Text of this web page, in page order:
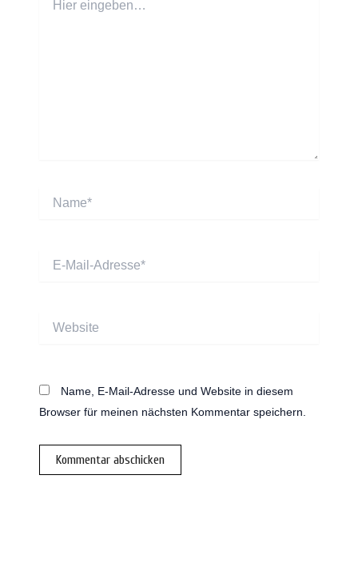
eingeben…
Mail-
Name, E-Mail-Adresse und Website in diesem
Browser für meinen nächsten Kommentar speichern.